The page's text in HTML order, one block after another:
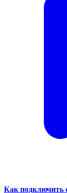
Как подключить